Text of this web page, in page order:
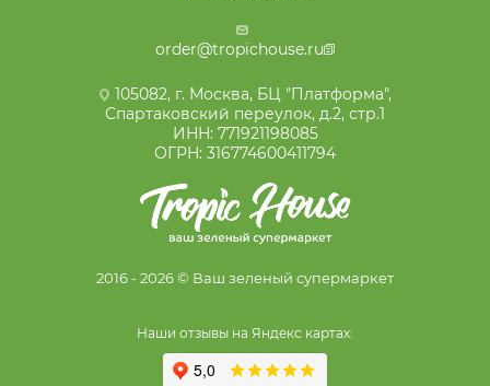
order@tropichouse.ru
105082, г. Москва, БЦ "Платформа",
Спартаковский переулок, д.2, стр.1
ИНН: 771921198085
ОГРН: 316774600411794
2016 - 2026 © Ваш зеленый супермаркет
Наши отзывы на Яндекс картах: